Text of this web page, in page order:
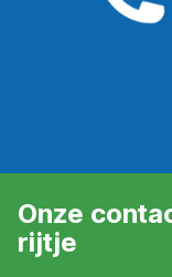
Onze
rijtje